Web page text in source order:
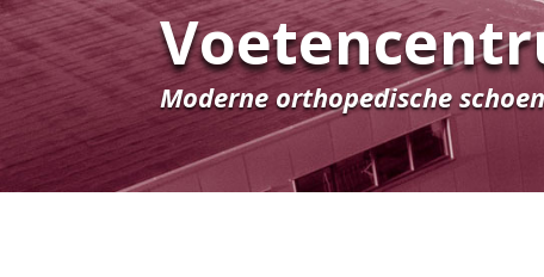
Moderne orthopedische